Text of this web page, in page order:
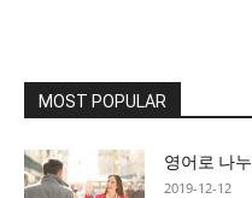
MOST POPULAR
영어로 나
2019-12-12